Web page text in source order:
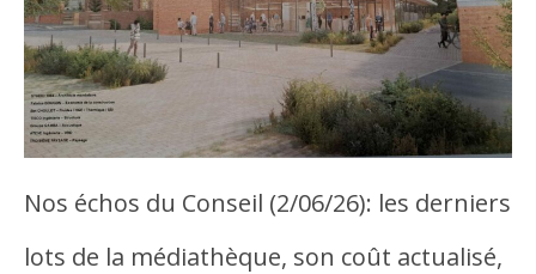
Nos échos du Conseil (2/06/26): les derniers
lots de la médiathèque, son coût actualisé,